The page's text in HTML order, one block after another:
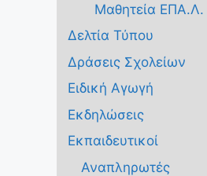
Μαθητεία ΕΠΑ.Λ.
Δελτία Τύπου
Δράσεις Σχολείων
Ειδική Αγωγή
Εκδηλώσεις
Εκπαιδευτικοί
Αναπληρωτές